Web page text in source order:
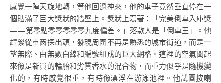
感覺一陣天旋地轉，等他回過神來，他的車子竟然垂直停在一
個貼滿了巨大獎狀的牆壁上。獎狀上寫著：「完美倒車入庫獎
——第零點零零零零零九度偏差。」落款人是「倒車王」。他
趕緊從車窗探出頭，發現周圍不再是熟悉的城市街道，而是一
望無際、由無數白線和編號組成的巨大網格。這裡的空氣聞起
來像是新買的輪胎和劣質香水的混合物，而重力似乎是隨機變
化的，有時感覺很重，有時像漂浮在游泳池裡。他試圖按喇